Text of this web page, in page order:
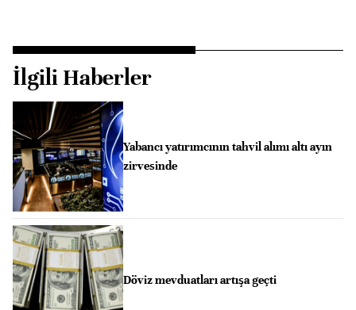
İlgili Haberler
Yabancı yatırımcının tahvil alımı altı ayın
zirvesinde
Döviz mevduatları artışa geçti